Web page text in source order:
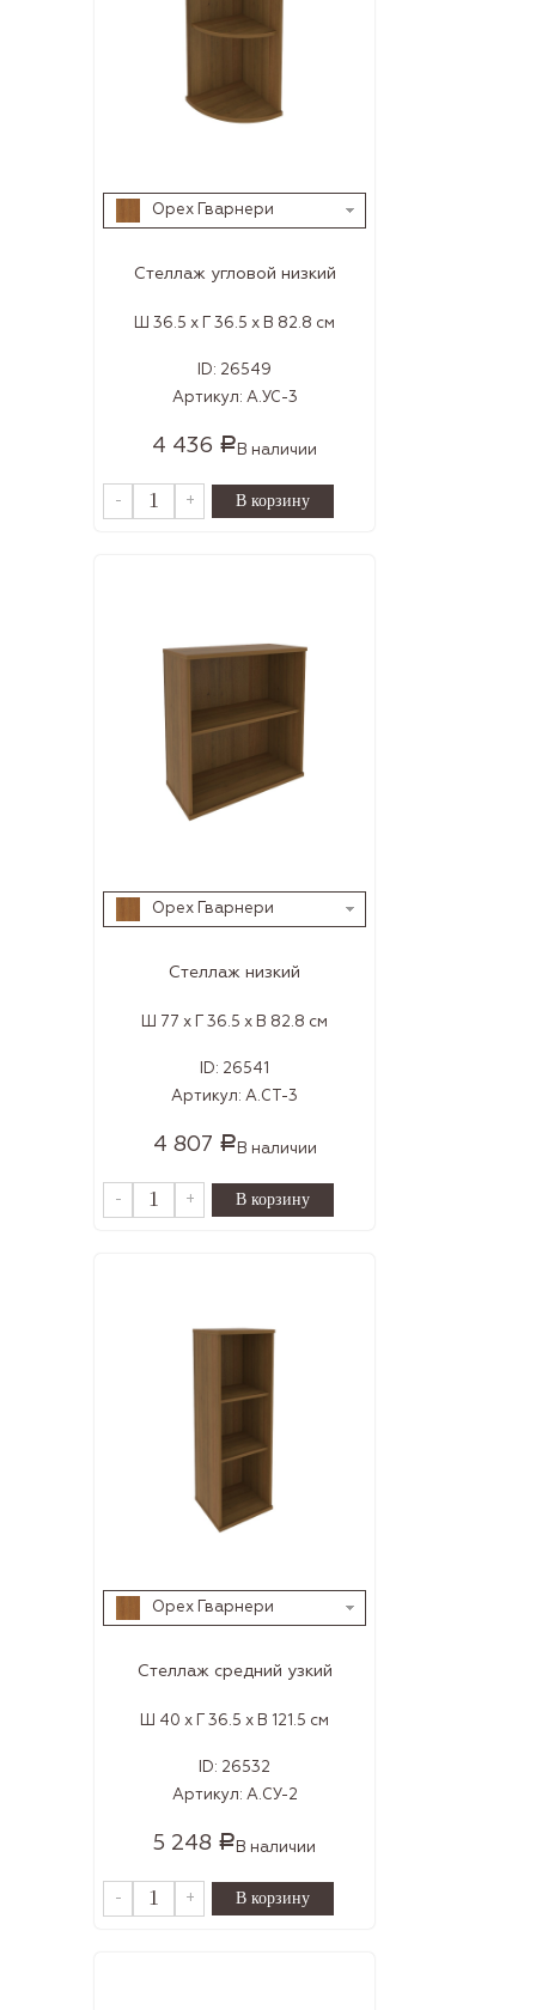
Орех Гварнери
Стеллаж угловой низкий
Ш 36.5 x Г 36.5 x В 82.8 см
ID: 26549
Артикул: А.УС-3
4 436 Р В наличии
- +
Орех Гварнери
Стеллаж низкий
Ш 77 x Г 36.5 x В 82.8 см
ID: 26541
Артикул: А.СТ-3
4 807 Р В наличии
- +
Орех Гварнери
Стеллаж средний узкий
Ш 40 x Г 36.5 x В 121.5 см
ID: 26532
Артикул: А.СУ-2
5 248 Р В наличии
- +